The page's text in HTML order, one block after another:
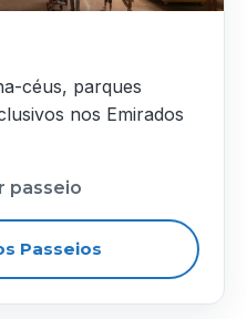
céus, parques
nos Emirados
passeio
Passeios